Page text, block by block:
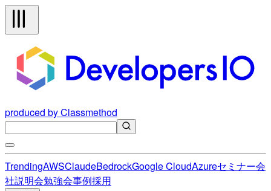
produced by Classmethod
TrendingAWSClaudeBedrockGoogle CloudAzureセミナー会
社説明会勉強会事例採用